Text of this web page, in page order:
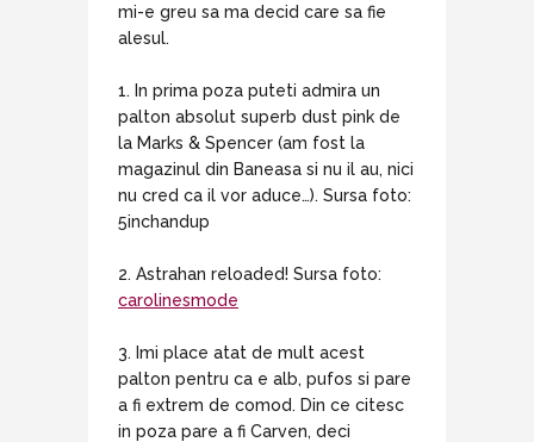
mi-e greu sa ma decid care sa fie
alesul.
1. In prima poza puteti admira un
palton absolut superb dust pink de
la Marks & Spencer (am fost la
magazinul din Baneasa si nu il au, nici
nu cred ca il vor aduce…). Sursa foto:
5inchandup
2. Astrahan reloaded! Sursa foto:
carolinesmode
3. Imi place atat de mult acest
palton pentru ca e alb, pufos si pare
a fi extrem de comod. Din ce citesc
in poza pare a fi Carven, deci